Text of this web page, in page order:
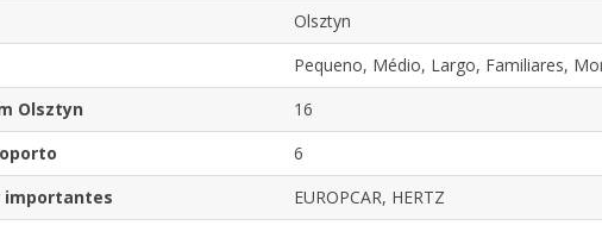
Olsztyn
Pequeno, Médio, Largo, Familiares,
Olsztyn
16
6
importantes
EUROPCAR, HERTZ